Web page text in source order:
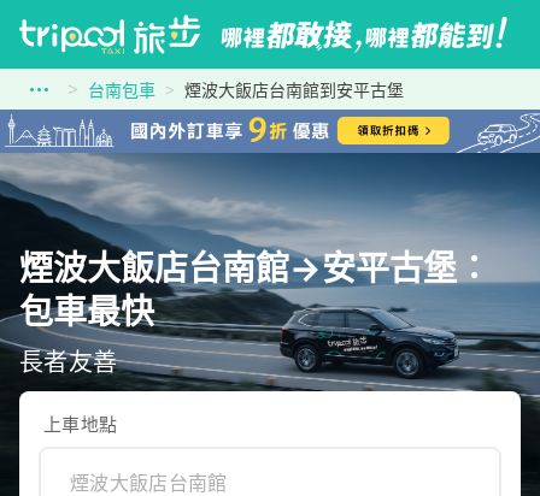
台南包車 煙波大飯店台南館到安平古堡
煙波大飯店台南館→安平古堡：
包車最快
長者友善
上車地點